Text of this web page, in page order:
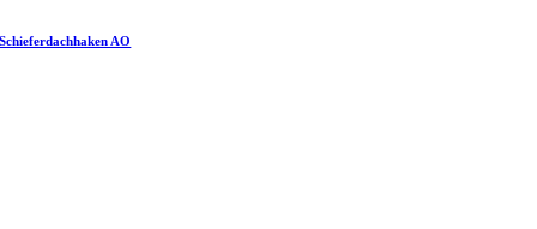
Schieferdachhaken AO